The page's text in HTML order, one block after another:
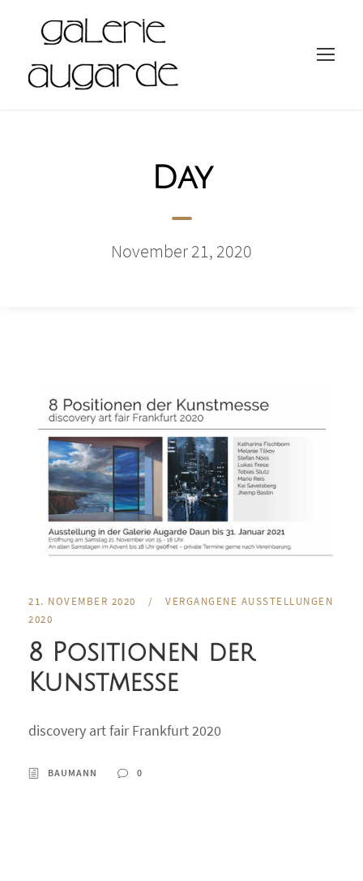
Day
November 21, 2020
21. NOVEMBER 2020 /
VERGANGENE AUSSTELLUNGEN
2020
8 Positionen der
Kunstmesse
discovery art fair Frankfurt 2020
BAUMANN 0